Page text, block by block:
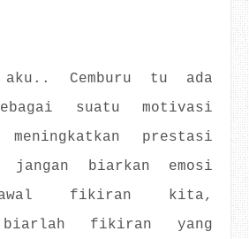
Cemburu tu ada
suatu motivasi
prestasi
biarkan emosi
fikiran kita,
biarlah fikiran yang